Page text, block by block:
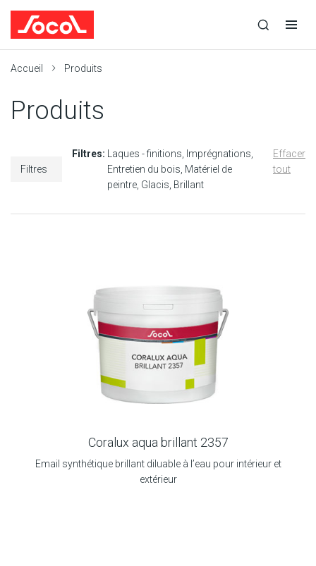
recherche
recherche
navigation
Accueil Produits
Produits
Filtres
Filtres: Laques - finitions
Imprégnations
Entretien du bois Matériel de
peintre Glacis Brillant
Effacer
tout
Coralux aqua brillant 2357
Email synthétique brillant diluable à l’eau pour intérieur et
extérieur